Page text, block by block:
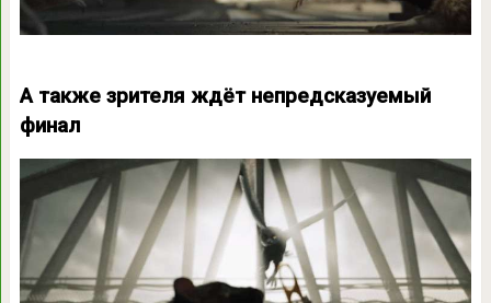
А также зрителя ждёт непредсказуемый
финал